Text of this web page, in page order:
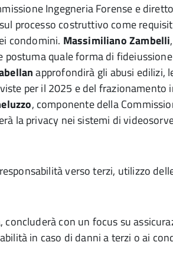
Ingegneria Forense e
processo costruttivo come
condomini. Massimiliano Zambelli
postuma quale forma di
approfondirà gli abusi edilizi,
per il 2025 e del frazionamento
, componente della
la privacy nei sistemi di
verso terzi, utilizzo
concluderà con un focus su
in caso di danni a terzi o ai